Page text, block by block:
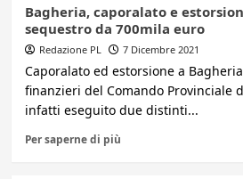
Bagheria, caporalato e
sequestro da 700mila euro
Redazione PL 7 Dicembre 2021
Caporalato ed estorsione a
finanzieri del Comando Provinciale
infatti eseguito due distinti...
Per saperne di più